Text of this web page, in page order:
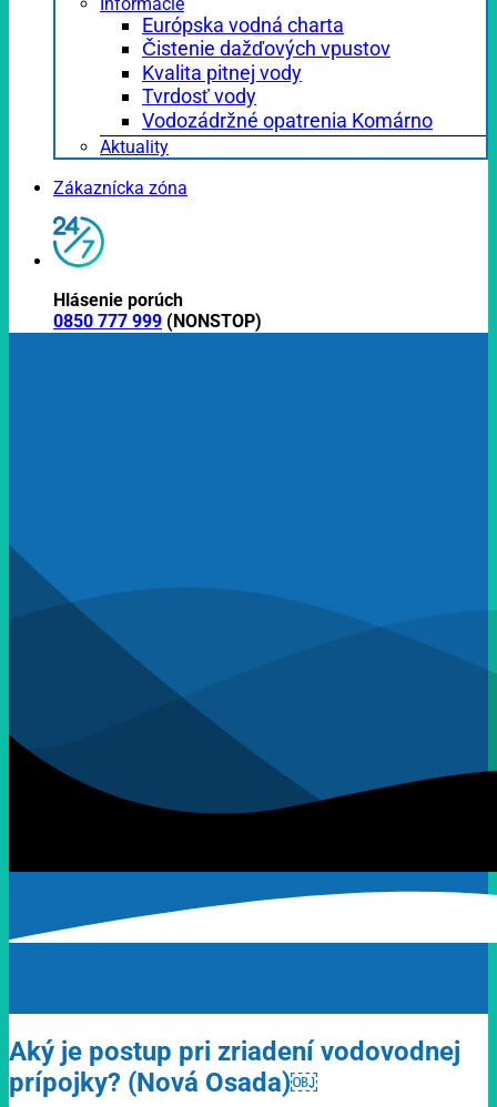
Európska vodná charta
Čistenie dažďových vpustov
Kvalita pitnej vody
Tvrdosť vody
Vodozádržné opatrenia Komárno
Aktuality
Zákaznícka zóna
Hlásenie porúch
0850 777 999 (NONSTOP)
Aký je postup pri zriadení vodovodnej
prípojky? (Nová Osada)￼